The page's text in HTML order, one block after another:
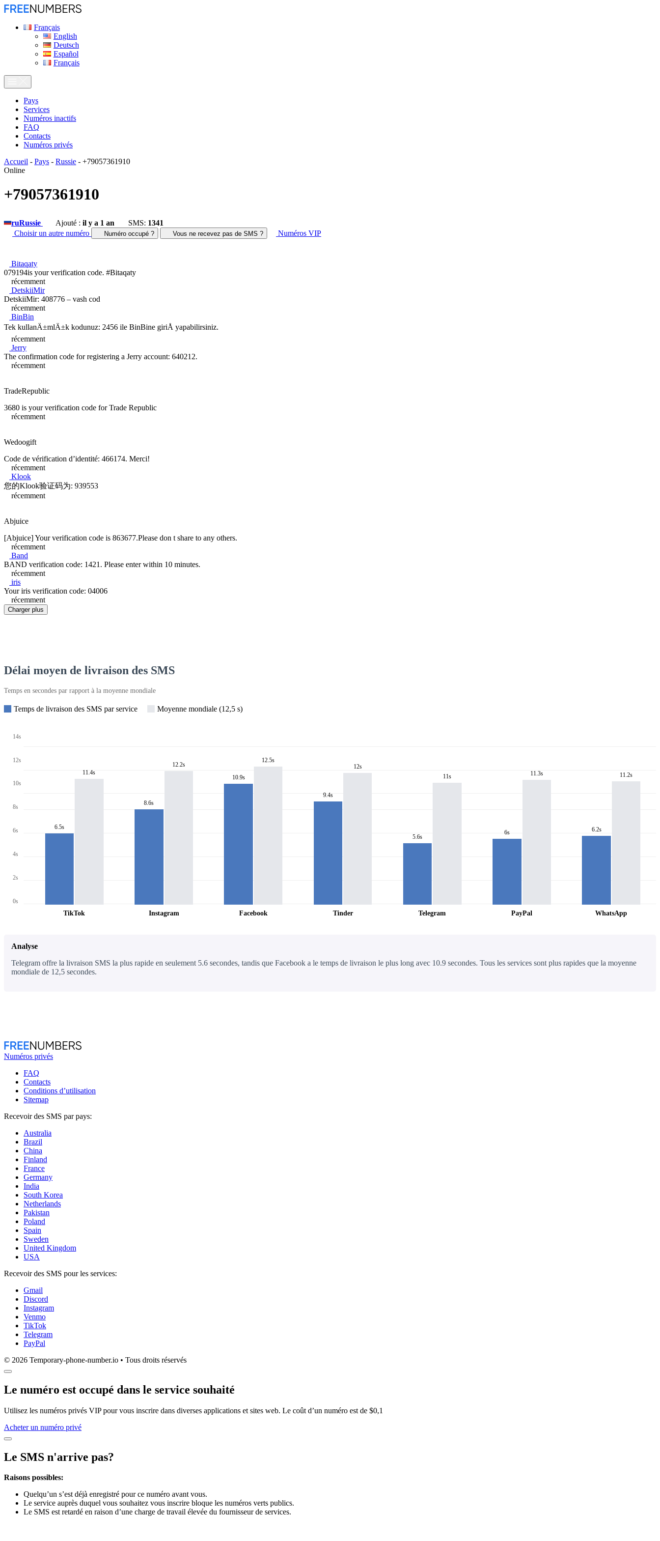
Français
English
Deutsch
Español
Français
Pays
Services
Numéros inactifs
FAQ
Contacts
Numéros privés
Accueil - Pays - Russie - +79057361910
Online
+79057361910
ruRussie Ajouté : il y a 1 an SMS: 1341
Choisir un autre numéro
Numéro occupé ? Vous ne recevez pas de SMS ? Numéros VIP
Bitaqaty
079194is your verification code. #Bitaqaty
récemment
DetskiiMir
DetskiiMir: 408776 – vash cod
récemment
BinBin
Tek kullanÄ±mlÄ±k kodunuz: 2456 ile BinBine giriÅ yapabilirsiniz.
récemment
Jerry
The confirmation code for registering a Jerry account: 640212.
récemment
TradeRepublic
3680 is your verification code for Trade Republic
récemment
Wedoogift
Code de vérification d’identité: 466174. Merci!
récemment
Klook
您的Klook验证码为: 939553
récemment
Abjuice
[Abjuice] Your verification code is 863677.Please don t share to any others.
récemment
Band
BAND verification code: 1421. Please enter within 10 minutes.
récemment
iris
Your iris verification code: 04006
récemment
Charger plus
Délai moyen de livraison des SMS
Temps en secondes par rapport à la moyenne mondiale
Temps de livraison des SMS par service Moyenne mondiale (12,5 s)
14s
12s
10s
8s
6s
4s
2s
0s
6.5s
11.4s
TikTok
8.6s
12.2s
Instagram
10.9s
12.5s
Facebook
9.4s
12s
Tinder
5.6s
11s
Telegram
6s
11.3s
PayPal
6.2s
11.2s
WhatsApp
Analyse
Telegram offre la livraison SMS la plus rapide en seulement 5.6 secondes, tandis que Facebook a le temps de livraison le plus long avec 10.9 secondes. Tous les services sont plus rapides que la moyenne
mondiale de 12,5 secondes.
Numéros privés
FAQ
Contacts
Conditions d’utilisation
Sitemap
Recevoir des SMS par pays:
Australia
Brazil
China
Finland
France
Germany
India
South Korea
Netherlands
Pakistan
Poland
Spain
Sweden
United Kingdom
USA
Recevoir des SMS pour les services:
Gmail
Discord
Instagram
Venmo
TikTok
Telegram
PayPal
© 2026 Temporary-phone-number.io • Tous droits réservés
Le numéro est occupé dans le service souhaité
Utilisez les numéros privés VIP pour vous inscrire dans diverses applications et sites web. Le coût d’un numéro est de $0,1
Acheter un numéro privé
Le SMS n'arrive pas?
Raisons possibles:
Quelqu’un s’est déjà enregistré pour ce numéro avant vous.
Le service auprès duquel vous souhaitez vous inscrire bloque les numéros verts publics.
Le SMS est retardé en raison d’une charge de travail élevée du fournisseur de services.